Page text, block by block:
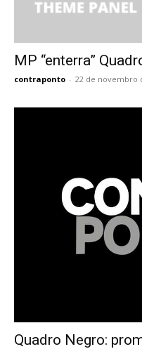
MP “enterra”
contraponto - 22 de novembro
Quadro Negro: